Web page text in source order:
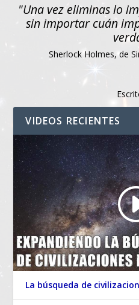
"Una vez eliminas lo
sin importar cuán
Sherlock Holmes, de
VIDEOS RECIENTES
La búsqueda de